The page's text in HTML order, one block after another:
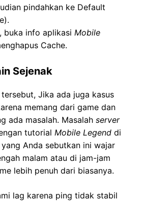
pindahkan ke Default
buka info aplikasi Mobile
Cache.
Sejenak
tersebut, Jika ada juga kasus
memang dari game dan
ada masalah. Masalah server
tutorial Mobile Legend di
Anda sebutkan ini wajar
malam atau di jam-jam
lebih penuh dari biasanya.
lag karena ping tidak stabil